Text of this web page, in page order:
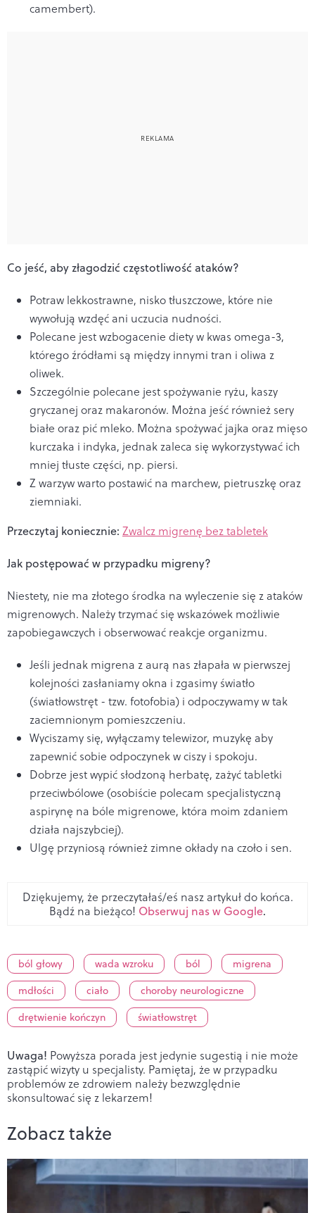
camembert).
Co jeść, aby złagodzić częstotliwość ataków?
Potraw lekkostrawne, nisko tłuszczowe, które nie
wywołują wzdęć ani uczucia nudności.
Polecane jest wzbogacenie diety w kwas omega-3,
którego źródłami są między innymi tran i oliwa z
oliwek.
Szczególnie polecane jest spożywanie ryżu, kaszy
gryczanej oraz makaronów. Można jeść również sery
białe oraz pić mleko. Można spożywać jajka oraz mięso
kurczaka i indyka, jednak zaleca się wykorzystywać ich
mniej tłuste części, np. piersi.
Z warzyw warto postawić na marchew, pietruszkę oraz
ziemniaki.
Przeczytaj koniecznie: Zwalcz migrenę bez tabletek
Jak postępować w przypadku migreny?
Niestety, nie ma złotego środka na wyleczenie się z ataków
migrenowych. Należy trzymać się wskazówek możliwie
zapobiegawczych i obserwować reakcje organizmu.
Jeśli jednak migrena z aurą nas złapała w pierwszej
kolejności zasłaniamy okna i zgasimy światło
(światłowstręt - tzw. fotofobia) i odpoczywamy w tak
zaciemnionym pomieszczeniu.
Wyciszamy się, wyłączamy telewizor, muzykę aby
zapewnić sobie odpoczynek w ciszy i spokoju.
Dobrze jest wypić słodzoną herbatę, zażyć tabletki
przeciwbólowe (osobiście polecam specjalistyczną
aspirynę na bóle migrenowe, która moim zdaniem
działa najszybciej).
Ulgę przyniosą również zimne okłady na czoło i sen.
Dziękujemy, że przeczytałaś/eś nasz artykuł do końca.
Bądź na bieżąco! Obserwuj nas w Google.
ból głowy wada wzroku ból
migrena
mdłości
ciało
choroby neurologiczne
drętwienie kończyn
światłowstręt
Uwaga! Powyższa porada jest jedynie sugestią i nie może
zastąpić wizyty u specjalisty. Pamiętaj, że w przypadku
problemów ze zdrowiem należy bezwzględnie
skonsultować się z lekarzem!
Zobacz także